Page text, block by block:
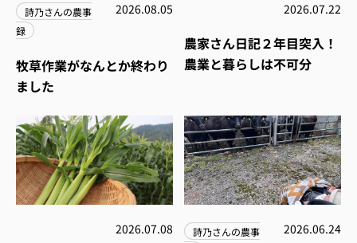
詩乃さんの農事
録
2026.08.05
牧草作業がなんとか終わり
ました
2026.07.22
農家さん日記２年目突入！
農業と暮らしは不可分
2026.07.08
詩乃さんの農事
2026.06.24